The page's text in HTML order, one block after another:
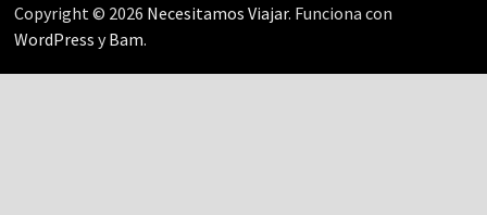
Copyright © 2026 Necesitamos Viajar. Funciona con
WordPress yBam.